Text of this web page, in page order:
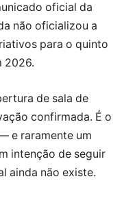
oficial da
não oficializou a
para o quinto
2026.
de sala de
confirmada. É o
e raramente um
intenção de seguir
ainda não existe.